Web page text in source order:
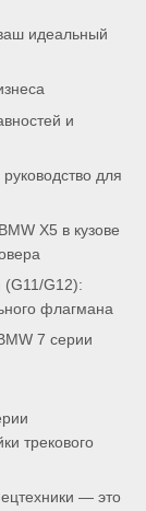
идеальный
и
для
X5 в кузове
(G11/G12):
флагмана
7 серии
трекового
— это